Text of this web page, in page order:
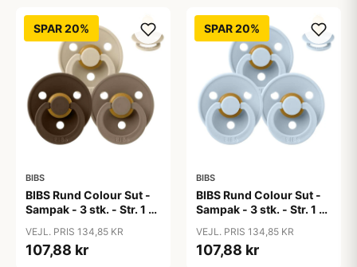
SPAR 20%
BIBS
BIBS Rund Colour Sut -
Sampak - 3 stk. - Str. 1 -
VEJL. PRIS 134,85 KR
107,88 kr
SPAR 20%
BIBS
BIBS Rund Colour Sut -
Sampak - 3 stk. - Str. 1 -
VEJL. PRIS 134,85 KR
107,88 kr